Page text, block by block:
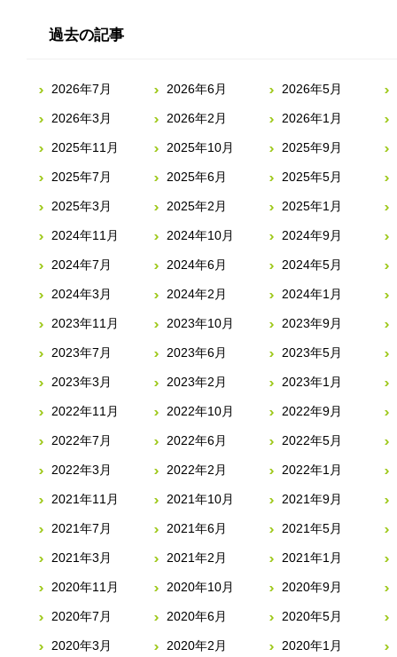
過去の記事
2026年7月 2026年6月 2026年5月
2026年3月 2026年2月 2026年1月
2025年11月 2025年10月 2025年9月
2025年7月 2025年6月 2025年5月
2025年3月 2025年2月 2025年1月
2024年11月 2024年10月 2024年9月
2024年7月 2024年6月 2024年5月
2024年3月 2024年2月 2024年1月
2023年11月 2023年10月 2023年9月
2023年7月 2023年6月 2023年5月
2023年3月 2023年2月 2023年1月
2022年11月 2022年10月 2022年9月
2022年7月 2022年6月 2022年5月
2022年3月 2022年2月 2022年1月
2021年11月 2021年10月 2021年9月
2021年7月 2021年6月 2021年5月
2021年3月 2021年2月 2021年1月
2020年11月 2020年10月 2020年9月
2020年7月 2020年6月 2020年5月
2020年3月 2020年2月 2020年1月